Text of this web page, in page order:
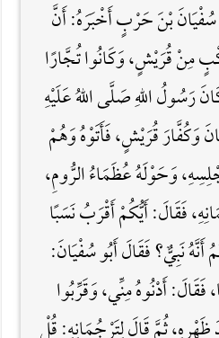
بْنَ حَرْبٍ أَخْبَرَهُ: أَنَّ
مِنْ قُرَيْشٍ، وَكَانُوا تُجَّارًا
رَسُولُ اللَّهِ صَلَّى اللهُ عَلَيْهِ
وَكُفَّارَ قُرَيْشٍ، فَأَتَوْهُ وَهُمْ
وَحَوْلَهُ عُظَمَاءُ الرُّومِ،
فَقَالَ: أَيُّكُمْ أَقْرَبُ نَسَبًا
نَبِيٌّ؟ فَقَالَ أَبُو سُفْيَانَ:
فَقَالَ: أَدْنُوهُ مِنِّي، وَقَرِّبُوا